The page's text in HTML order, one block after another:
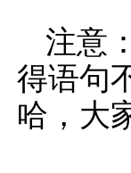
注意
得语句
哈，大